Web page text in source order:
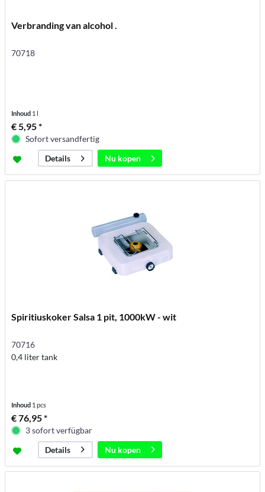
Verbranding van alcohol .
70718
Inhoud 1 l
€ 5,95 *
Sofort versandfertig
Details
Nu kopen
Spiritiuskoker Salsa 1 pit, 1000kW - wit
70716
0,4 liter tank
Inhoud 1 pcs
€ 76,95 *
3 sofort verfügbar
Details
Nu kopen